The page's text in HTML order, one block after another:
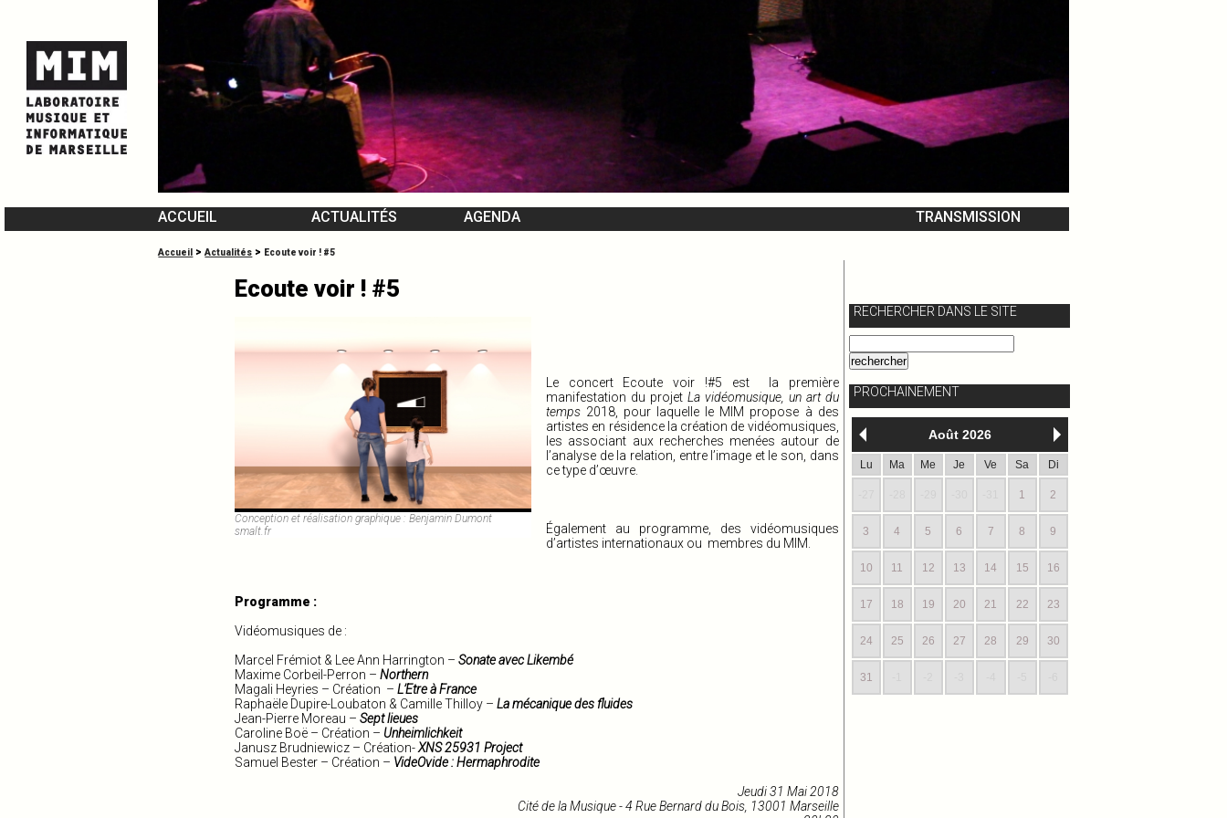
ACCUEIL
ACTUALITÉS AGENDA TRANSMISSION
Accueil >Actualités > Ecoute voir ! #5
Ecoute voir ! #5
Conception et réalisation graphique : Benjamin Dumont
smalt.fr
Le concert Ecoute voir !#5 est la première
manifestation du projet La vidéomusique, un art du
temps 2018, pour laquelle le MIM propose à des
artistes en résidence la création de vidéomusiques,
les associant aux recherches menées autour de
l’analyse de la relation, entre l’image et le son, dans
ce type d’œuvre.
Également au programme, des vidéomusiques
d’artistes internationaux ou membres du MIM.
Programme :
Vidéomusiques de :
Marcel Frémiot & Lee Ann Harrington –Sonate avec Likembé
Maxime Corbeil-Perron –Northern
Magali Heyries – Création –L’Etre à France
Raphaële Dupire-Loubaton & Camille Thilloy – La mécanique des fluides
Jean-Pierre Moreau –Sept lieues
Caroline Boë – Création – Unheimlichkeit
Janusz Brudniewicz – Création-XNS 25931 Project
Samuel Bester – Création – VideOvide : Hermaphrodite
Jeudi 31 Mai 2018
Cité de la Musique - 4 Rue Bernard du Bois, 13001 Marseille
RECHERCHER DANS LE SITE
PROCHAINEMENT
Août 2026
Lu Ma Me Je Ve Sa Di
1 2
3 4 5 6 7 8 9
10 11 12 13 14 15 16
17 18 19 20 21 22 23
24 25 26 27 28 29 30
31